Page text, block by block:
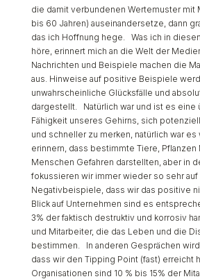
die damit verbundenen Wertemuster mit
bis 60 Jahren) auseinandersetze, dann
das ich Hoffnung hege. Was ich in
höre, erinnert mich an die Welt der
Nachrichten und Beispiele machen die
aus. Hinweise auf positive Beispiele
unwahrscheinliche Glücksfälle und
dargestellt. Natürlich war und ist es
Fähigkeit unseres Gehirns, sich
und schneller zu merken, natürlich war
erinnern, dass bestimmte Tiere, Pflanzen
Menschen Gefahren darstellten, aber in
fokussieren wir immer wieder so sehr auf
Negativbeispiele, dass wir das positive
Blick auf Unternehmen sind es
3% der faktisch destruktiv und korrosiv
und Mitarbeiter, die das Leben und die
bestimmen. In anderen Gesprächen wird
dass wir den Tipping Point (fast) erreicht
Organisationen sind 10 % bis 15% der